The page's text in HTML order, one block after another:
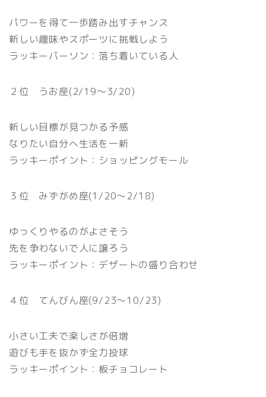
パワーを得て一歩踏み出すチャンス
新しい趣味やスポーツに挑戦しよう
ラッキーパーソン：落ち着いている人
２位 うお座(2/19〜3/20)
新しい目標が見つかる予感
なりたい自分へ生活を一新
ラッキーポイント：ショッピングモール
３位 みずがめ座(1/20〜2/18)
ゆっくりやるのがよさそう
先を争わないで人に譲ろう
ラッキーポイント：デザートの盛り合わせ
４位 てんびん座(9/23〜10/23)
小さい工夫で楽しさが倍増
遊びも手を抜かず全力投球
ラッキーポイント：板チョコレート